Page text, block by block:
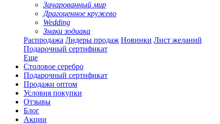
Зачарованный мир
Драгоценное кружево
Wedding
Знаки зодиака
Распродажа Лидеры продаж Новинки Лист желаний
Подарочный сертификат
Еще
Столовое серебро
Подарочный сертификат
Продажи оптом
Условия покупки
Отзывы
Блог
Акции